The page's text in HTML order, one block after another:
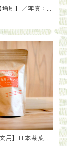
刷】／写真：
用】日本茶葉で